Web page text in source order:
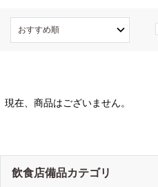
現在、商品はございません。
飲食店備品カテゴリ